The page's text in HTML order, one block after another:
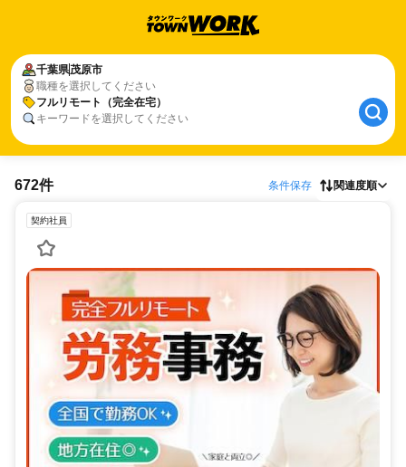
千葉県茂原市
職種を選択してください
フルリモート（完全在宅）
キーワードを選択してください
672件 条件保存 関連度順
契約社員